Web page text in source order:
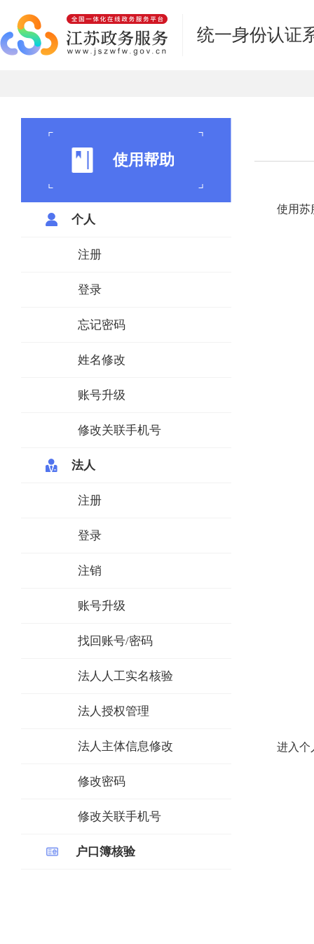
统一身份认证
使用帮助
个人
注册
登录
忘记密码
姓名修改
账号升级
修改关联手机号
法人
注册
登录
注销
账号升级
找回账号/密码
法人人工实名核验
法人授权管理
法人主体信息修改
修改密码
修改关联手机号
户口簿核验
使用苏
进入个